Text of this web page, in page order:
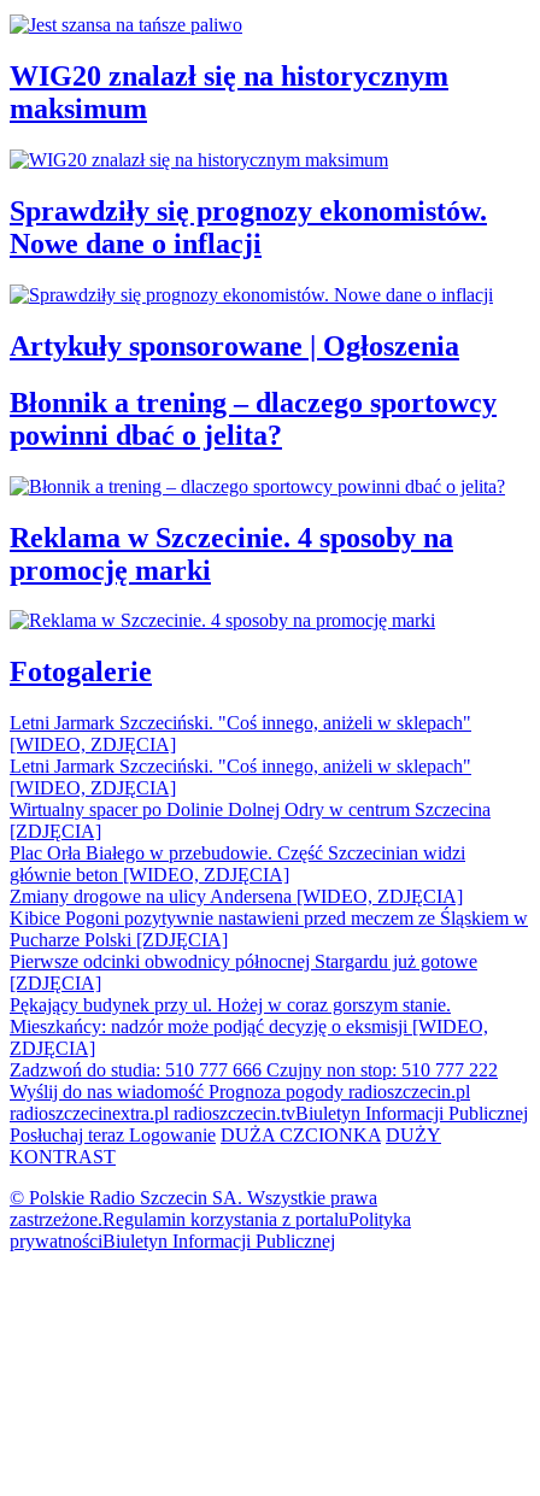
WIG20 znalazł się na historycznym
maksimum
Sprawdziły się prognozy ekonomistów.
Nowe dane o inflacji
Artykuły sponsorowane | Ogłoszenia
Błonnik a trening – dlaczego sportowcy
powinni dbać o jelita?
Reklama w Szczecinie. 4 sposoby na
promocję marki
Fotogalerie
Letni Jarmark Szczeciński. "Coś innego, aniżeli w sklepach"
[WIDEO, ZDJĘCIA]
Letni Jarmark Szczeciński. "Coś innego, aniżeli w sklepach"
[WIDEO, ZDJĘCIA]
Wirtualny spacer po Dolinie Dolnej Odry w centrum Szczecina
[ZDJĘCIA]
Plac Orła Białego w przebudowie. Część Szczecinian widzi
głównie beton [WIDEO, ZDJĘCIA]
Zmiany drogowe na ulicy Andersena [WIDEO, ZDJĘCIA]
Kibice Pogoni pozytywnie nastawieni przed meczem ze Śląskiem w
Pucharze Polski [ZDJĘCIA]
Pierwsze odcinki obwodnicy północnej Stargardu już gotowe
[ZDJĘCIA]
Pękający budynek przy ul. Hożej w coraz gorszym stanie.
Mieszkańcy: nadzór może podjąć decyzję o eksmisji [WIDEO,
ZDJĘCIA]
Zadzwoń do studia: 510 777 666 Czujny non stop: 510 777 222
Wyślij do nas wiadomość Prognoza pogody radioszczecin.pl
radioszczecinextra.pl radioszczecin.tvBiuletyn Informacji Publicznej
Posłuchaj teraz Logowanie DUŻA CZCIONKA DUŻY
KONTRAST
© Polskie Radio Szczecin SA. Wszystkie prawa
zastrzeżone.Regulamin korzystania z portaluPolityka
prywatnościBiuletyn Informacji Publicznej